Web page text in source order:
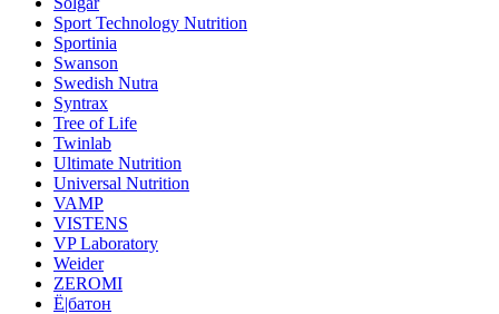
Sport Technology Nutrition
Sportinia
Swanson
Swedish Nutra
Syntrax
Tree of Life
Twinlab
Ultimate Nutrition
Universal Nutrition
VAMP
VISTENS
VP Laboratory
Weider
ZEROMI
Ё|батон